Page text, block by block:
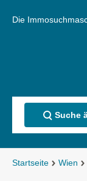
Die
Suche
Startseite Wien